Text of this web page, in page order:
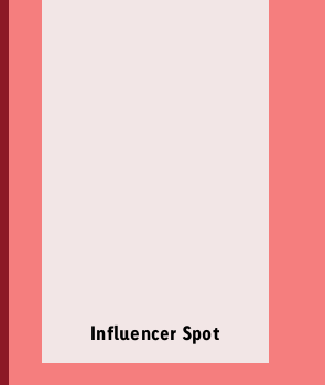
Influencer Spot